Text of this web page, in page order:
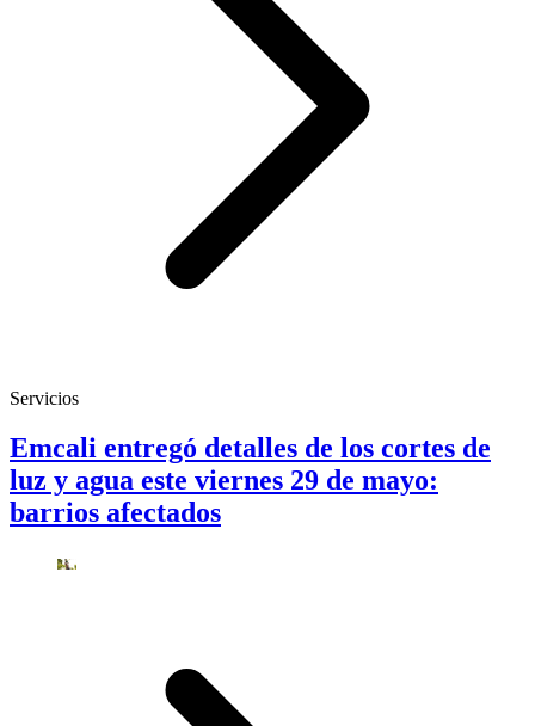
Servicios
Emcali entregó detalles de los cortes de
luz y agua este viernes 29 de mayo:
barrios afectados